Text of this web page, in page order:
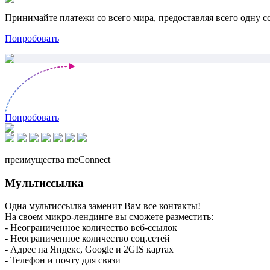
Принимайте платежи со всего мира, предоставляя всего одну
Попробовать
Попробовать
преимущества meConnect
Мультиссылка
Одна мультиссылка заменит Вам все контакты!
На своем микро-лендинге вы сможете разместить:
- Неограниченное количество веб-ссылок
- Неограниченное количество соц.сетей
- Адрес на Яндекс, Google и 2GIS картах
- Телефон и почту для связи